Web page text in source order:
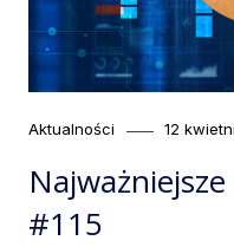
Category
Aktualności
Posted
12
#115